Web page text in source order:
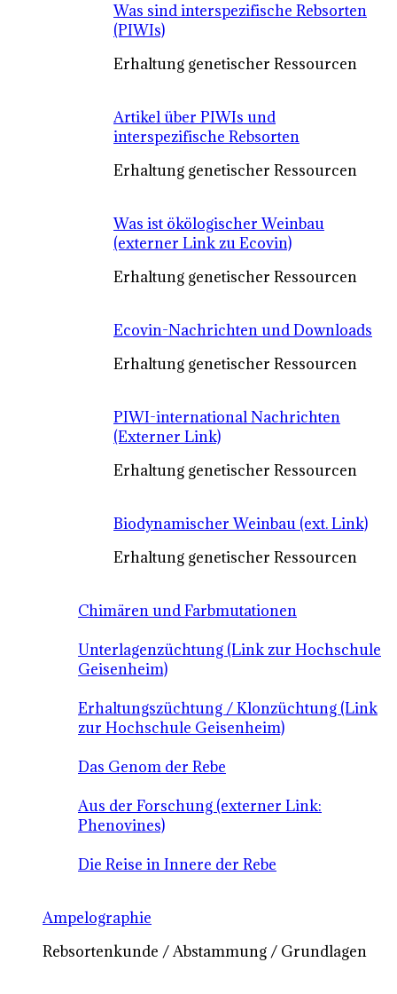
Was sind interspezifische Rebsorten
(PIWIs)
Erhaltung genetischer Ressourcen
Artikel über PIWIs und
interspezifische Rebsorten
Erhaltung genetischer Ressourcen
Was ist ökölogischer Weinbau
(externer Link zu Ecovin)
Erhaltung genetischer Ressourcen
Ecovin-Nachrichten und Downloads
Erhaltung genetischer Ressourcen
PIWI-international Nachrichten
(Externer Link)
Erhaltung genetischer Ressourcen
Biodynamischer Weinbau (ext. Link)
Erhaltung genetischer Ressourcen
Chimären und Farbmutationen
Unterlagenzüchtung (Link zur Hochschule
Geisenheim)
Erhaltungszüchtung / Klonzüchtung (Link
zur Hochschule Geisenheim)
Das Genom der Rebe
Aus der Forschung (externer Link:
Phenovines)
Die Reise in Innere der Rebe
Ampelographie
Rebsortenkunde / Abstammung / Grundlagen